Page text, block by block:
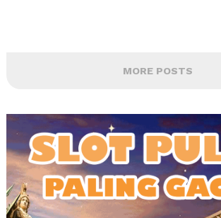
MORE POSTS